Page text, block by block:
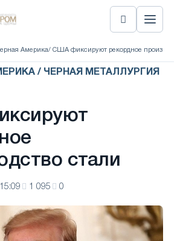
Америка/ США фиксируют рекордное
/ ЧЕРНАЯ МЕТАЛЛУРГИЯ
стали
1 095 0